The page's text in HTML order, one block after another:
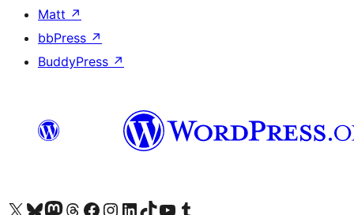
Matt ↗
bbPress ↗
BuddyPress ↗
查看我們的 X (之前的 Twitter) 帳號造訪我們的 Bluesky 帳號造訪我們的 Mastodon 帳號造訪我們的 Threads 帳號 造訪我們的 Facebook 粉絲專頁Visit our Instagram account
Visit our LinkedIn account
造訪我們的 TikTok 帳號Visit our YouTube channel
造訪我們的 Tumblr 帳號